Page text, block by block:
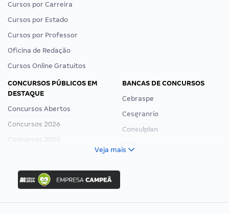
Cursos por Carreira
Cursos por Estado
Cursos por Professor
Oficina de Redação
Cursos Online Gratuitos
CONCURSOS PÚBLICOS EM
DESTAQUE
Concursos Abertos
Concursos 2026
Concursos 2025
Concurso Ibama
Concurso MPU
Editais publicados
BANCAS DE CONCURSOS
Cebraspe
Cesgranrio
Consulplan
Veja mais